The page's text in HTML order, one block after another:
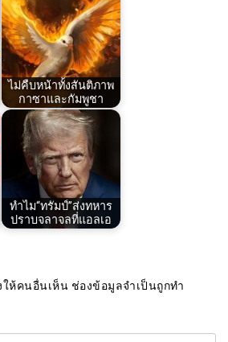
ไม่คืบหน้าทั้งสันติภาพ
กาซาและกัมพูชา
ทำไม“ทรัมป์”ส่งทหาร
ปราบจลาจลที่แอลเอ
ห้คนอื่นเห็น ช่องข้อมูลจำเป็นถูกทำ